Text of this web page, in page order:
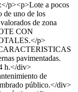
p><p>Lote a pocos
de uno de los
de zona
CON
p>
pavimentadas.
h.</div>
de
público.</div>